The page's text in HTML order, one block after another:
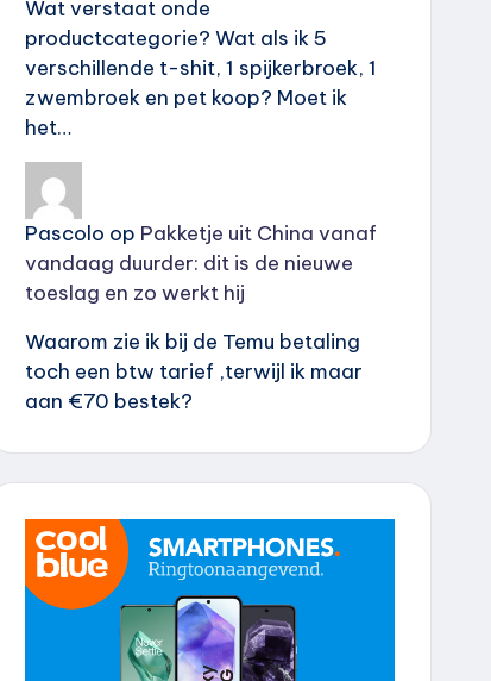
Wat verstaat onde
productcategorie? Wat als ik 5
verschillende t-shit, 1 spijkerbroek, 1
zwembroek en pet koop? Moet ik
het…
Pascolo op Pakketje uit China vanaf
vandaag duurder: dit is de nieuwe
toeslag en zo werkt hij
Waarom zie ik bij de Temu betaling
toch een btw tarief ,terwijl ik maar
aan €70 bestek?